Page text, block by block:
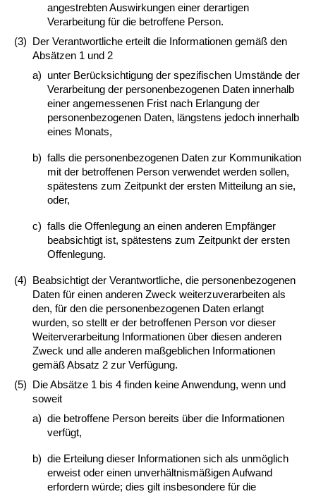
angestrebten Auswirkungen einer derartigen
Verarbeitung für die betroffene Person.
(3) Der Verantwortliche erteilt die Informationen gemäß den
Absätzen 1 und 2
a) unter Berücksichtigung der spezifischen Umstände der
Verarbeitung der personenbezogenen Daten innerhalb
einer angemessenen Frist nach Erlangung der
personenbezogenen Daten, längstens jedoch innerhalb
eines Monats,
b) falls die personenbezogenen Daten zur Kommunikation
mit der betroffenen Person verwendet werden sollen,
spätestens zum Zeitpunkt der ersten Mitteilung an sie,
oder,
c) falls die Offenlegung an einen anderen Empfänger
beabsichtigt ist, spätestens zum Zeitpunkt der ersten
Offenlegung.
(4) Beabsichtigt der Verantwortliche, die personenbezogenen
Daten für einen anderen Zweck weiterzuverarbeiten als
den, für den die personenbezogenen Daten erlangt
wurden, so stellt er der betroffenen Person vor dieser
Weiterverarbeitung Informationen über diesen anderen
Zweck und alle anderen maßgeblichen Informationen
gemäß Absatz 2 zur Verfügung.
(5) Die Absätze 1 bis 4 finden keine Anwendung, wenn und
soweit
a) die betroffene Person bereits über die Informationen
verfügt,
b) die Erteilung dieser Informationen sich als unmöglich
erweist oder einen unverhältnismäßigen Aufwand
erfordern würde; dies gilt insbesondere für die